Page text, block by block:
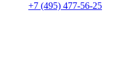
+7 (495) 477-56-25